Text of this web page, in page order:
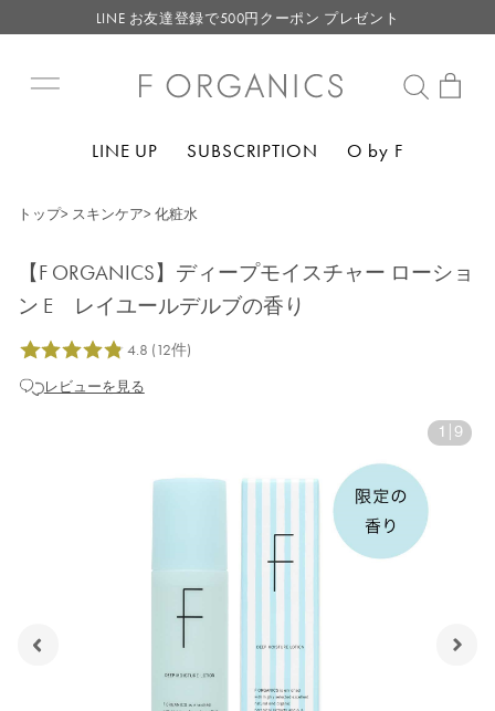
LINE お友達登録で500円クーポン プレゼント
【重要】お盆期間中のお問い合わせと商品配送に関しまして
LINE お友達登録で500円クーポン プレゼント
LINE UP SUBSCRIPTION O by F
トップ> スキンケア> 化粧水
【F ORGANICS】ディープモイスチャー ローショ
ン E レイユールデルブの香り
レビューを見る
1 9